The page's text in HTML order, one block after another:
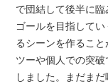
で団結して後半に
ゴールを目指して
るシーンを作るこ
ツーや個人での突
しました。まだま